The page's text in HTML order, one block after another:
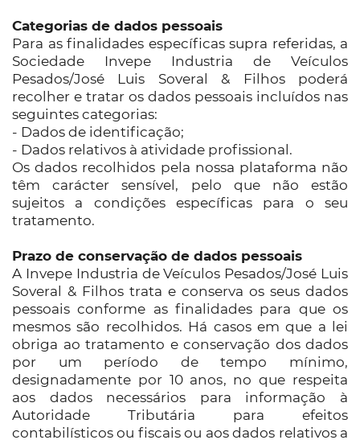
Categorias de dados pessoais
Para as finalidades específicas supra referidas, a
Sociedade Invepe Industria de Veículos
Pesados/José Luis Soveral & Filhos poderá
recolher e tratar os dados pessoais incluídos nas
seguintes categorias:
- Dados de identificação;
- Dados relativos à atividade profissional.
Os dados recolhidos pela nossa plataforma não
têm carácter sensível, pelo que não estão
sujeitos a condições específicas para o seu
tratamento.
Prazo de conservação de dados pessoais
A Invepe Industria de Veículos Pesados/José Luis
Soveral & Filhos trata e conserva os seus dados
pessoais conforme as finalidades para que os
mesmos são recolhidos. Há casos em que a lei
obriga ao tratamento e conservação dos dados
por um período de tempo mínimo,
designadamente por 10 anos, no que respeita
aos dados necessários para informação à
Autoridade Tributária para efeitos
contabilísticos ou fiscais ou aos dados relativos a